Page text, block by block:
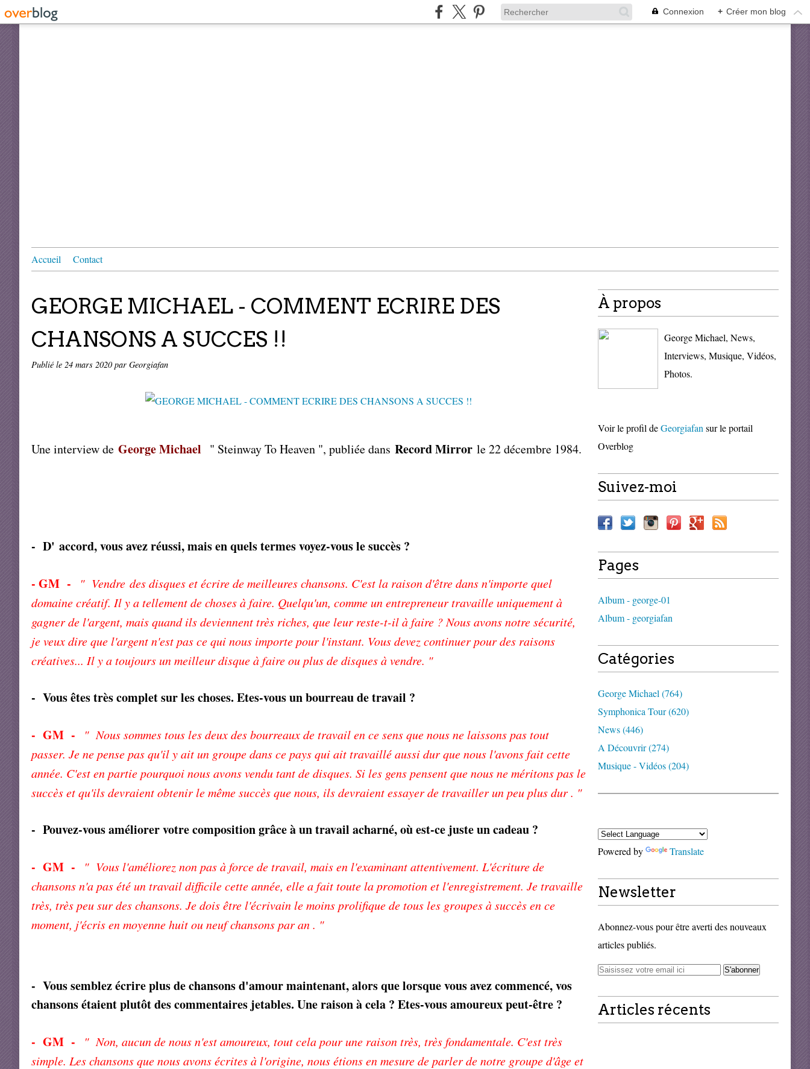
Connexion + Créer mon blog
Accueil Contact
GEORGE MICHAEL - COMMENT ECRIRE DES
CHANSONS A SUCCES !!
Publié le 24 mars 2020par Georgiafan
Une interview de George Michael " Steinway To Heaven ", publiée dans Record Mirror le 22 décembre 1984.
- D' accord, vous avez réussi, mais en quels termes voyez-vous le succès ?
- GM - " Vendre des disques et écrire de meilleures chansons. C'est la raison d'être dans n'importe quel
domaine créatif. Il y a tellement de choses à faire. Quelqu'un, comme un entrepreneur travaille uniquement à
gagner de l'argent, mais quand ils deviennent très riches, que leur reste-t-il à faire ? Nous avons notre sécurité,
je veux dire que l'argent n'est pas ce qui nous importe pour l'instant. Vous devez continuer pour des raisons
créatives... Il y a toujours un meilleur disque à faire ou plus de disques à vendre. "
- Vous êtes très complet sur les choses. Etes-vous un bourreau de travail ?
- GM -
" Nous sommes tous les deux des bourreaux de travail en ce sens que nous ne laissons pas tout
passer. Je ne pense pas qu'il y ait un groupe dans ce pays qui ait travaillé aussi dur que nous l'avons fait cette
année. C'est en partie pourquoi nous avons vendu tant de disques. Si les gens pensent que nous ne méritons pas le
succès et qu'ils devraient obtenir le même succès que nous, ils devraient essayer de travailler un peu plus dur . "
- Pouvez-vous améliorer votre composition grâce à un travail acharné, où est-ce juste un cadeau ?
- GM -
" Vous l'améliorez non pas à force de travail, mais en l'examinant attentivement. L'écriture de
chansons n'a pas été un travail difficile cette année, elle a fait toute la promotion et l'enregistrement. Je travaille
très, très peu sur des chansons. Je dois être l'écrivain le moins prolifique de tous les groupes à succès en ce
moment, j'écris en moyenne huit ou neuf chansons par an . "
- Vous semblez écrire plus de chansons d'amour maintenant, alors que lorsque vous avez commencé, vos
chansons étaient plutôt des commentaires jetables. Une raison à cela ? Etes-vous amoureux peut-être ?
- GM -
" Non, aucun de nous n'est amoureux, tout cela pour une raison très, très fondamentale. C'est très
simple. Les chansons que nous avons écrites à l'origine, nous étions en mesure de parler de notre groupe d'âge et
À propos
George Michael, News,
Interviews, Musique, Vidéos,
Photos.
Voir le profil deGeorgiafan sur le portail
Overblog
Suivez-moi
Pages
Album - george-01
Album - georgiafan
Catégories
George Michael (764)
Symphonica Tour (620)
News (446)
A Découvrir (274)
Musique - Vidéos (204)
Powered by Translate
Newsletter
Abonnez-vous pour être averti des nouveaux
articles publiés.
Articles récents